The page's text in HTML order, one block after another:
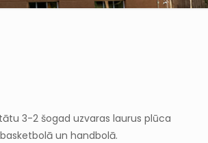
3-2 šogad uzvaras laurus plūca
un handbolā.